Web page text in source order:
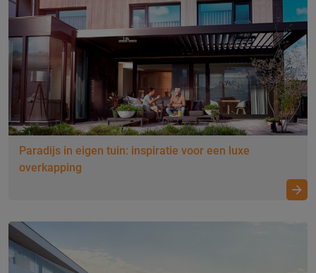
Paradijs in eigen tuin: inspiratie voor een luxe
overkapping